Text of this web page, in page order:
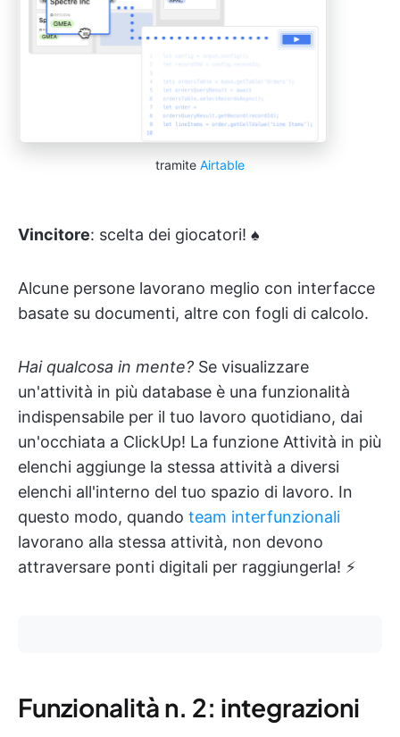
tramite Airtable
Vincitore: scelta dei giocatori! ♠️
Alcune persone lavorano meglio con interfacce
basate su documenti, altre con fogli di calcolo.
Hai qualcosa in mente? Se visualizzare
un'attività in più database è una funzionalità
indispensabile per il tuo lavoro quotidiano, dai
un'occhiata a ClickUp! La funzione Attività in più
elenchi aggiunge la stessa attività a diversi
elenchi all'interno del tuo spazio di lavoro. In
questo modo, quando team interfunzionali
lavorano alla stessa attività, non devono
attraversare ponti digitali per raggiungerla! ⚡️
Funzionalità n. 2: integrazioni